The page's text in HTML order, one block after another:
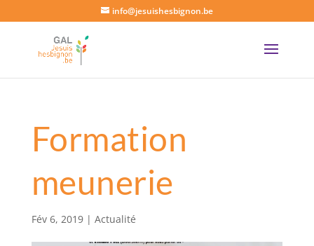
info@jesuishesbignon.be
Formation
meunerie
Fév 6, 2019| Actualité